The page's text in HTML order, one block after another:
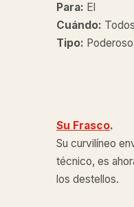
Para: El
Cuándo:
Tipo:
Su Frasco.
Su curvilíneo
técnico, es
los destellos.